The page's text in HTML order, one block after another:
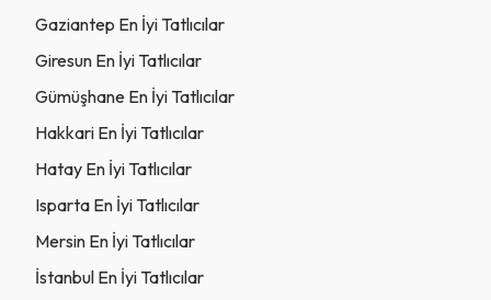
Gaziantep En İyi Tatlıcılar
Giresun En İyi Tatlıcılar
Gümüşhane En İyi Tatlıcılar
Hakkari En İyi Tatlıcılar
Hatay En İyi Tatlıcılar
Isparta En İyi Tatlıcılar
Mersin En İyi Tatlıcılar
İstanbul En İyi Tatlıcılar